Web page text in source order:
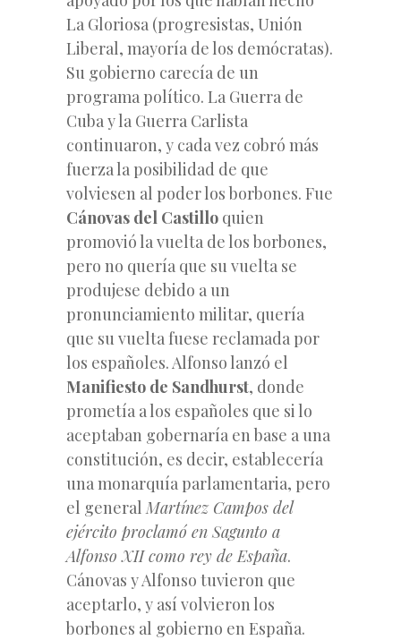
La Gloriosa (progresistas, Unión
Liberal, mayoría de los demócratas).
Su gobierno carecía de un
programa político. La Guerra de
Cuba y la Guerra Carlista
continuaron, y cada vez cobró más
fuerza la posibilidad de que
volviesen al poder los borbones. Fue
Cánovas del Castillo quien
promovió la vuelta de los borbones,
pero no quería que su vuelta se
produjese debido a un
pronunciamiento militar, quería
que su vuelta fuese reclamada por
los españoles. Alfonso lanzó el
Manifiesto de Sandhurst, donde
prometía a los españoles que si lo
aceptaban gobernaría en base a una
constitución, es decir, establecería
una monarquía parlamentaria, pero
el generalMartínez Campos del
ejército proclamó en Sagunto a
Alfonso XII como rey de España.
Cánovas y Alfonso tuvieron que
aceptarlo, y así volvieron los
borbones al gobierno en España.